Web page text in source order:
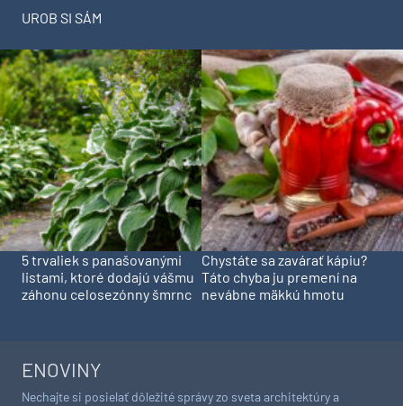
UROB SI SÁM
5 trvaliek s panašovanými
listami, ktoré dodajú vášmu
záhonu celosezónny šmrnc
Chystáte sa zavárať kápiu?
Táto chyba ju premení na
nevábne mäkkú hmotu
ENOVINY
Nechajte si posielať dôležité správy zo sveta architektúry a